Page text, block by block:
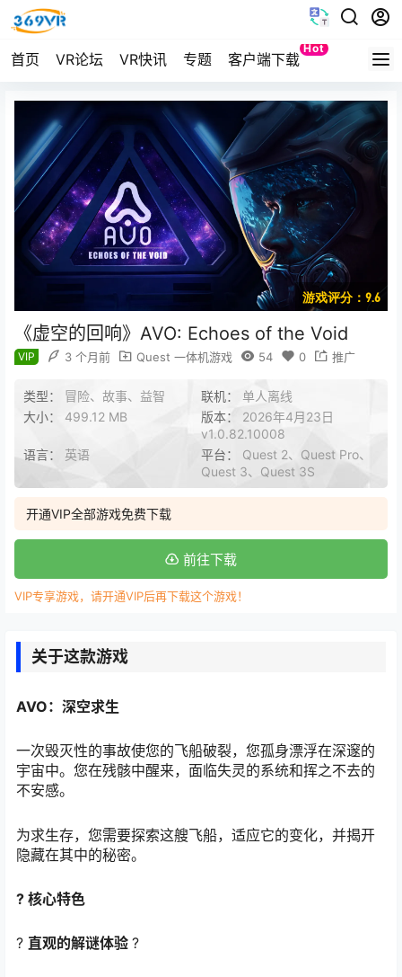
首页 VR论坛 VR快讯 专题 客户端下载
Hot
Quest
游戏评分：9.6
《虚空的回响》AVO: Echoes of the Void
VIP 3 个月前 Quest 一体机游戏 54 0 推广
类型： 冒险、故事、益智 联机： 单人离线
大小： 499.12 MB 版本： 2026年4月23日
v1.0.82.10008
语言： 英语 平台： Quest 2、Quest Pro、
Quest 3、Quest 3S
开通VIP全部游戏免费下载
前往下载
VIP专享游戏，请开通VIP后再下载这个游戏！
关于这款游戏
AVO：深空求生
一次毁灭性的事故使您的飞船破裂，您孤身漂浮在深邃的
宇宙中。您在残骸中醒来，面临失灵的系统和挥之不去的
不安感。
为求生存，您需要探索这艘飞船，适应它的变化，并揭开
隐藏在其中的秘密。
? 核心特色
? 直观的解谜体验 ?